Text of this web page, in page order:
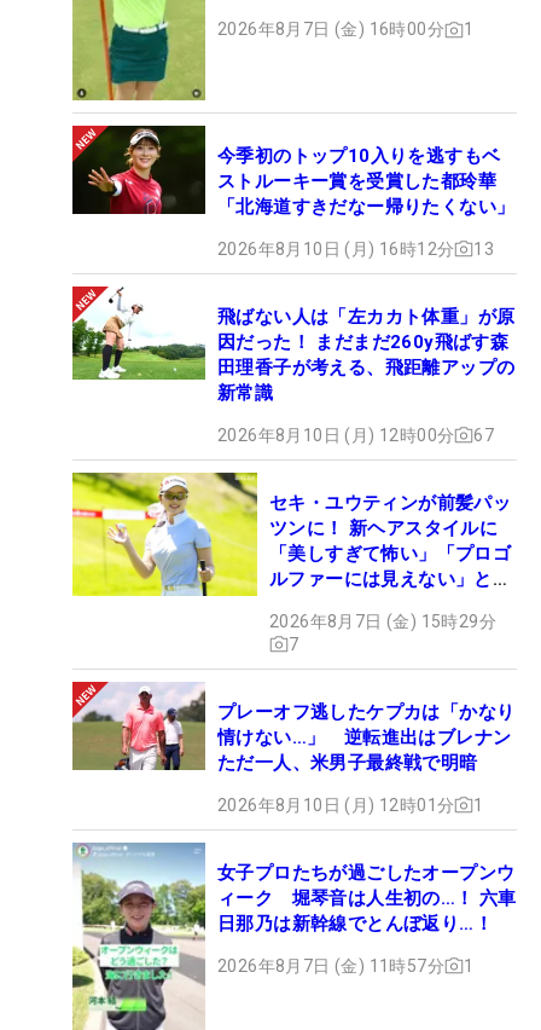
2026年8月7日 (金) 16時00分 1
今季初のトップ10入りを逃すもベ
ストルーキー賞を受賞した都玲華
「北海道すきだなー帰りたくない」
2026年8月10日 (月) 16時12分 13
飛ばない人は「左カカト体重」が原
因だった！ まだまだ260y飛ばす森
田理香子が考える、飛距離アップの
新常識
2026年8月10日 (月) 12時00分 67
セキ・ユウティンが前髪パッ
ツンに！ 新ヘアスタイルに
「美しすぎて怖い」「プロゴ
ルファーには見えない」とコ
2026年8月7日 (金) 15時29分
7
プレーオフ逃したケプカは「かなり
情けない…」 逆転進出はブレナン
ただ一人、米男子最終戦で明暗
2026年8月10日 (月) 12時01分 1
女子プロたちが過ごしたオープンウ
ィーク 堀琴音は人生初の…！ 六車
日那乃は新幹線でとんぼ返り…！
2026年8月7日 (金) 11時57分 1